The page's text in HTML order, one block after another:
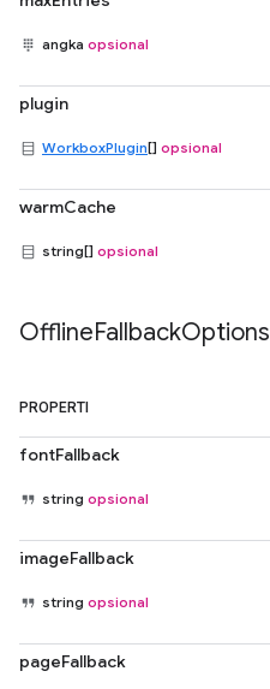
angka opsional
plugin
WorkboxPlugin[] opsional
warmCache
string[] opsional
OfflineFallbackOptions
PROPERTI
fontFallback
string opsional
imageFallback
string opsional
pageFallback